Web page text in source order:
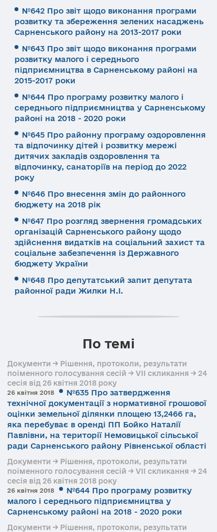
№642 Про звіт щодо виконання програми
розвитку та збереження зелених насаджень
Сарненського району на 2013-2017 роки
№643 Про звіт щодо виконання програми
розвитку малого і середнього
підприємництва в Сарненському районі на
2015-2017 роки
№644 Про програму розвитку малого і
середнього підприємництва у Сарненському
районі на 2018 - 2020 роки
№645 Про районну програму оздоровлення
та відпочинку дітей і розвитку мережі
дитячих закладів оздоровлення та
відпочинку, санаторіїв на період до 2022
року
№646 Про внесення змін до районного
бюджету на 2018 рік
№647 Про розгляд звернення громадських
організацій Сарненського району щодо
здійснення видатків на соціальний захист та
соціальне забезпечення із Державного
бюджету України
№648 Про депутатський запит депутата
районної ради Жилки Н.І.
По темі
Документи → Рішення, протоколи, результати
поіменного голосування сесій → VII скликання → 24
сесія від 26 квітня 2018 року
26 квітня 2018
№635 Про затвердження
технічної документації з нормативної грошової
оцінки земельної ділянки площею 13,2466 га,
яка перебуває в оренді ПП Бойко Наталії
Павлівни, на території Немовицької сільської
ради Сарненського району Рівненської області
Документи → Рішення, протоколи, результати
поіменного голосування сесій → VII скликання → 24
сесія від 26 квітня 2018 року
26 квітня 2018
№644 Про програму розвитку
малого і середнього підприємництва у
Сарненському районі на 2018 - 2020 роки
Документи → Рішення, протоколи, результати